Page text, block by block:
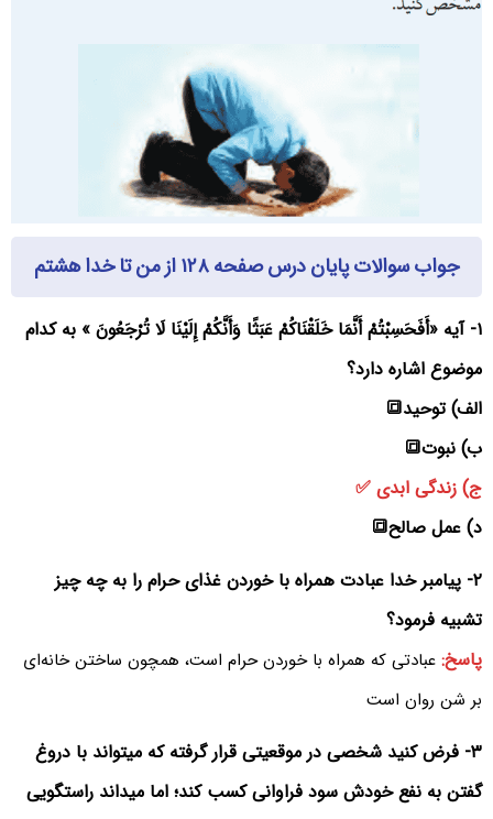
جواب سوالات پایان درس صفحه ۱۲۸ از من تا خدا هشتم
۱- آیه «أَفَحَسِبْتُمْ أَنَّمَا خَلَقْنَاکُمْ عَبَثًا وَأَنَّکُمْ إِلَیْنَا لَا تُرْجَعُونَ » به کدام
موضوع اشاره دارد؟
الف) توحید🔳
ب) نبوت🔳
ج) زندگی ابدی ✅
د) عمل صالح🔳
۲- پیامبر خدا عبادت همراه با خوردن غذای حرام را به چه چیز
تشبیه فرمود؟
پاسخ: عبادتی که همراه با خوردن حرام است، همچون ساختن خانه‌ای
بر شن روان است
۳- فرض کنید شخصی در موقعیتی قرار گرفته که میتواند با دروغ
گفتن به نفع خودش سود فراوانی کسب کند؛ اما میداند راستگویی